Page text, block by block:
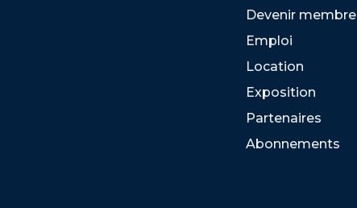
Devenir membre
Emploi
Location
Exposition
Partenaires
Abonnements